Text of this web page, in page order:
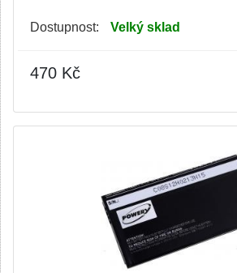
Dostupnost: Velký sklad
470 Kč